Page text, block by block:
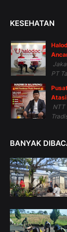
KESEHATAN
PT
Atasi
NTT
BANYAK